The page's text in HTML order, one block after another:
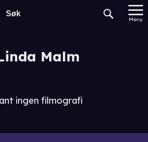
Meny
Malm
ingen filmografi